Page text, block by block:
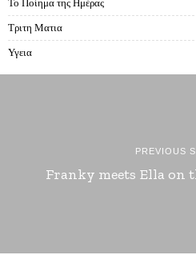
Το Ποίημα της Ημέρας
Τριτη Ματια
Υγεια
PREVIOUS
Franky meets Ella on